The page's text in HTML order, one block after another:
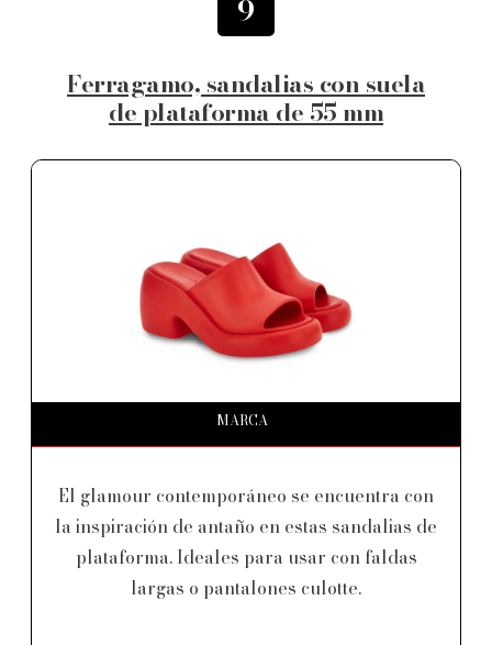
9
Ferragamo, sandalias con suela
de plataforma de 55 mm
MARCA
El glamour contemporáneo se encuentra con
la inspiración de antaño en estas sandalias de
plataforma. Ideales para usar con faldas
largas o pantalones culotte.